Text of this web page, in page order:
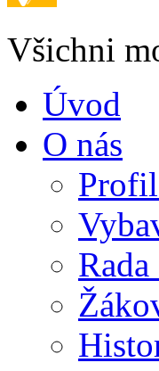
Všichni
Úvod
O nás